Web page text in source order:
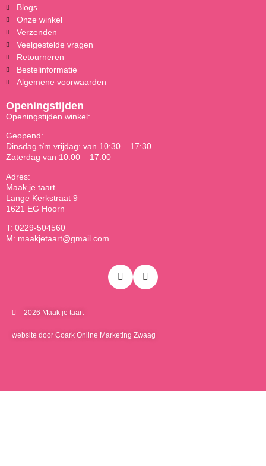
Blogs
Onze winkel
Verzenden
Veelgestelde vragen
Retourneren
Bestelinformatie
Algemene voorwaarden
Openingstijden
Openingstijden winkel:
Geopend:
Dinsdag t/m vrijdag: van 10:30 – 17:30
Zaterdag van 10:00 – 17:00
Adres:
Maak je taart
Lange Kerkstraat 9
1621 EG Hoorn
T: 0229-504560
M: maakjetaart@gmail.com
2026 Maak je taart
website door Coark Online Marketing Zwaag